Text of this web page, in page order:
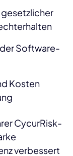
der Software-
Kosten
CycurRisk-
verbessert